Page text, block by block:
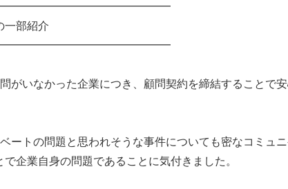
部紹介
問がいなかった企業につき、顧問契約を締結することで
ベートの問題と思われそうな事件についても密なコミュ
で企業自身の問題であることに気付きました。